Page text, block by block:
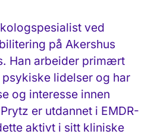
ved
på Akershus
Han arbeider primært
lidelser og har
og interesse innen
Prytz er utdannet i EMDR-
aktivt i sitt kliniske